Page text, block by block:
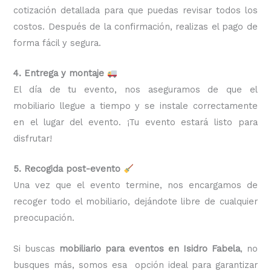
cotización detallada para que puedas revisar todos los
costos. Después de la confirmación, realizas el pago de
forma fácil y segura.
4. Entrega y montaje
El día de tu evento, nos aseguramos de que el
mobiliario llegue a tiempo y se instale correctamente
en el lugar del evento. ¡Tu evento estará listo para
disfrutar!
5. Recogida post-evento
Una vez que el evento termine, nos encargamos de
recoger todo el mobiliario, dejándote libre de cualquier
preocupación.
Si buscas mobiliario para eventos en Isidro Fabela, no
busques más, somos esa opción ideal para garantizar